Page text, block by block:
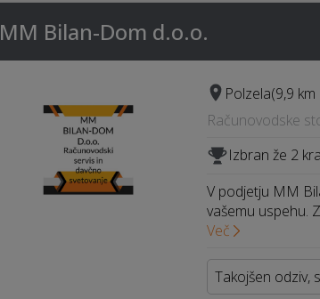
MM Bilan-Dom d.o.o.
Polzela(9,9
Računovodske
Izbran že 2
V podjetju MM
vašemu uspehu.
Več
Takojšen odziv,